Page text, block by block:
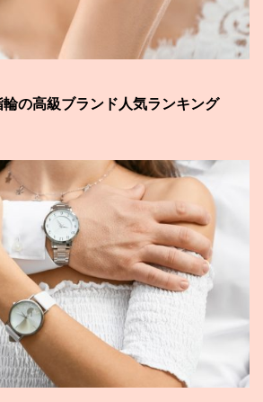
の高級ブランド人気ランキング